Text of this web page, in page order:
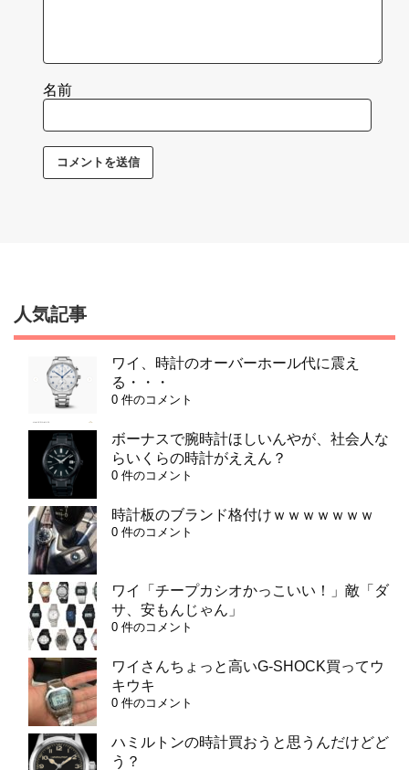
名前
人気記事
ワイ、時計のオーバーホール代に震え
る・・・
0 件のコメント
ボーナスで腕時計ほしいんやが、社会人な
らいくらの時計がええん？
0 件のコメント
時計板のブランド格付けｗｗｗｗｗｗｗ
0 件のコメント
ワイ「チープカシオかっこいい！」敵「ダ
サ、安もんじゃん」
0 件のコメント
ワイさんちょっと高いG-SHOCK買ってウ
キウキ
0 件のコメント
ハミルトンの時計買おうと思うんだけどど
う？